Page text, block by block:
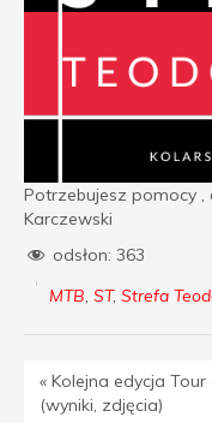
Potrzebujesz pomocy ,
Karczewski
odsłon: 363
MTB, ST, Strefa
« Kolejna edycja
(wyniki, zdjęcia)